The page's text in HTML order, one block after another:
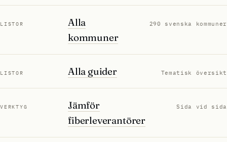
LISTOR
Alla
kommuner
290 svenska kommuner
LISTOR Alla guider Tematisk översikt
VERKTYG
Jämför
fiberleverantörer
Sida vid sida